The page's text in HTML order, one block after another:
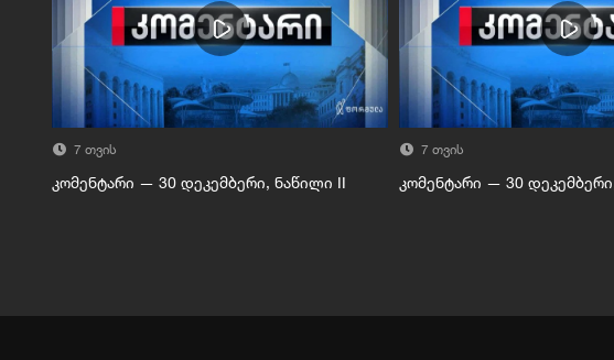
7 თვის
კომენტარი — 30 დეკემბერი, ნაწილი II
7 თვის
კომენტარი — 30